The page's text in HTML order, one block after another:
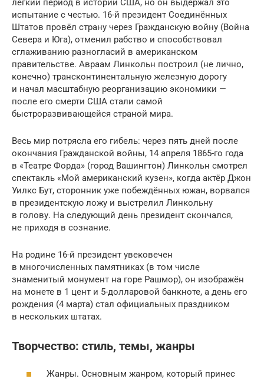
лёгкий период в истории США, но он выдержал это
испытание с честью. 16-й президент Соединённых
Штатов провёл страну через Гражданскую войну (Война
Севера и Юга), отменил рабство и способствовал
сглаживанию разногласий в американском
правительстве. Авраам Линкольн построил (не лично,
конечно) трансконтинентальную железную дорогу
и начал масштабную реорганизацию экономики —
после его смерти США стали самой
быстроразвивающейся страной мира.
Весь мир потрясла его гибель: через пять дней после
окончания Гражданской войны, 14 апреля 1865-го года
в «Театре Форда» (город Вашингтон) Линкольн смотрел
спектакль «Мой американский кузен», когда актёр Джон
Уилкс Бут, сторонник уже побеждённых южан, ворвался
в президентскую ложу и выстрелил Линкольну
в голову. На следующий день президент скончался,
не приходя в сознание.
На родине 16-й президент увековечен
в многочисленных памятниках (в том числе
знаменитый монумент на горе Рашмор), он изображён
на монете в 1 цент и 5-долларовой банкноте, а день его
рождения (4 марта) стал официальных праздником
в нескольких штатах.
Творчество: стиль, темы, жанры
Жанры. Основным жанром, который принес